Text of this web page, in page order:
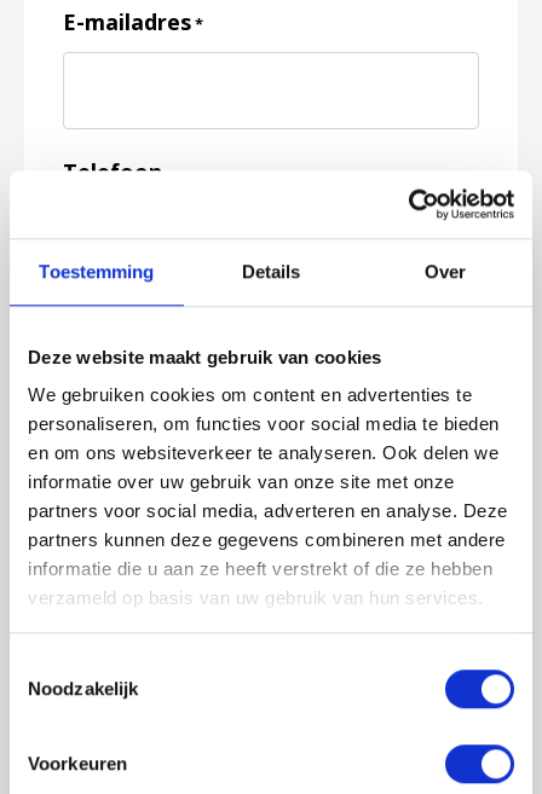
Toestemming Details Over
Deze website maakt gebruik van cookies
We gebruiken cookies om content en advertenties te
personaliseren, om functies voor social media te bieden
en om ons websiteverkeer te analyseren. Ook delen we
informatie over uw gebruik van onze site met onze
partners voor social media, adverteren en analyse. Deze
partners kunnen deze gegevens combineren met andere
informatie die u aan ze heeft verstrekt of die ze hebben
verzameld op basis van uw gebruik van hun services.
Noodzakelijk
Voorkeuren
E-mailadres*
Telefoon
Jouw feedback wordt verwerkt door de
adviseurs van het team richtlijnen NCJ. Als zij